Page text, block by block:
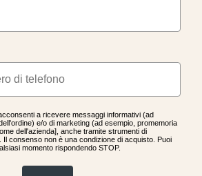
a ricevere messaggi informativi (ad
e/o di marketing (ad esempio, promemoria
dell'azienda], anche tramite strumenti di
Il consenso non è una condizione di acquisto. Puoi
momento rispondendo STOP.